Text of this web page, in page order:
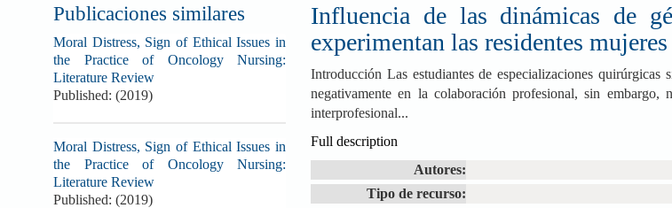
Influencia de las dinámicas de
experimentan las residentes
Introducción Las estudiantes de especializaciones
negativamente en la colaboración profesional, sin
interprofesional...
Full description
Autores:
Tipo de recurso:
Publicaciones similares
Moral Distress, Sign of Ethical Issues in
the Practice of Oncology Nursing:
Literature Review
Published: (2019)
Moral Distress, Sign of Ethical Issues in
the Practice of Oncology Nursing:
Literature Review
Published: (2019)